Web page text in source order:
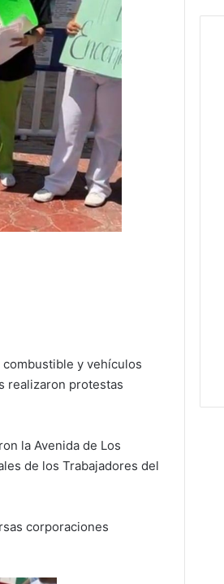
y vehículos
realizaron protestas
la Avenida de Los
de los Trabajadores del
corporaciones